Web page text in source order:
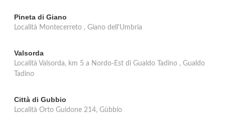
Pineta di Giano
Località Montecerreto , Giano dell'Umbria
Valsorda
Località Valsorda, km 5 a Nordo-Est di Gualdo Tadino , Gualdo
Tadino
Città di Gubbio
Località Orto Guidone 214, Gùbbio